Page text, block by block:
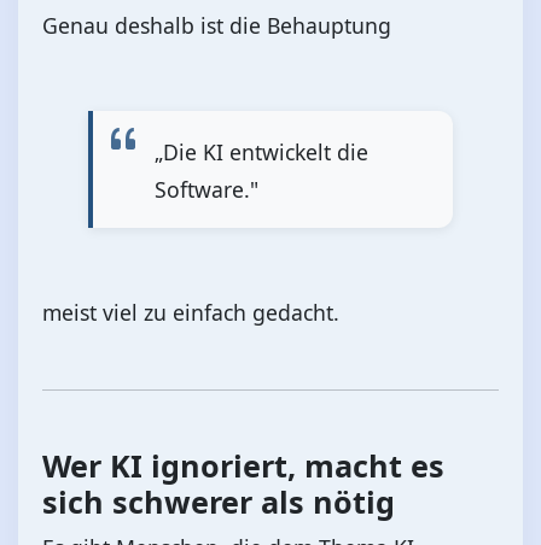
Genau deshalb ist die Behauptung
„Die KI entwickelt die
Software."
meist viel zu einfach gedacht.
Wer KI ignoriert, macht es
sich schwerer als nötig